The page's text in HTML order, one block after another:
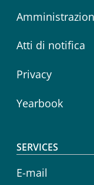
Atti di notifica
Privacy
Yearbook
SERVICES
E-mail